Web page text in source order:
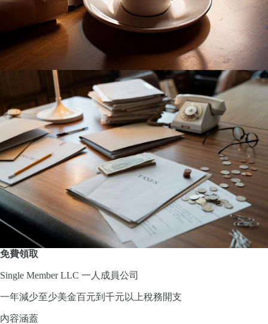
免費領取
Single Member LLC 一人成員公司
一年減少至少美金百元到千元以上稅務開支
內容涵蓋